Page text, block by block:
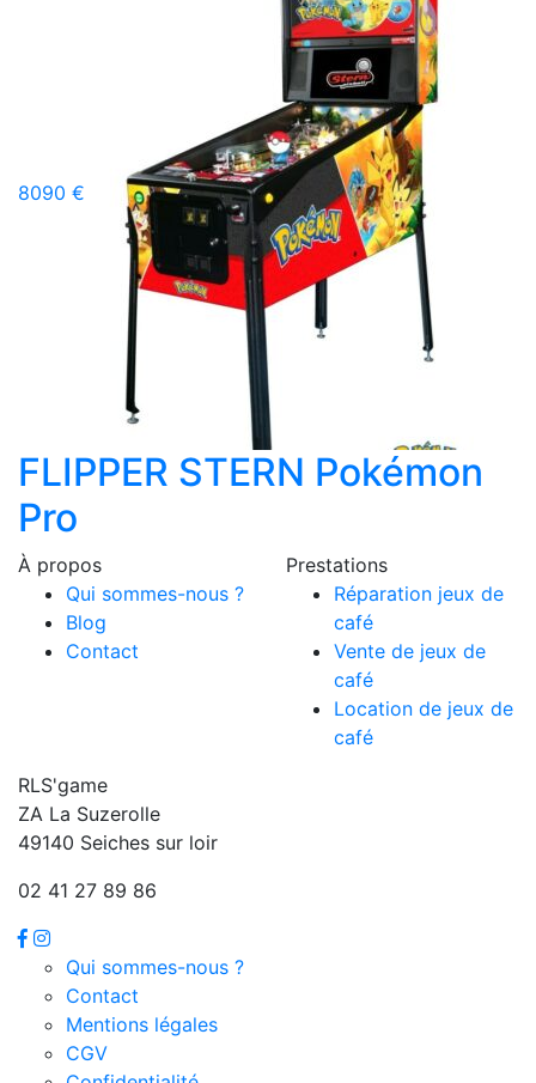
8090 €
FLIPPER STERN Pokémon
Pro
À propos
Qui sommes-nous ?
Blog
Contact
Prestations
Réparation jeux de
café
Vente de jeux de
café
Location de jeux de
café
RLS'game
ZA La Suzerolle
49140 Seiches sur loir
02 41 27 89 86
Qui sommes-nous ?
Contact
Mentions légales
CGV